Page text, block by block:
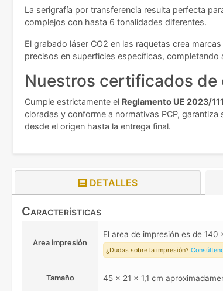
La serigrafía por transferencia resulta perfecta
complejos con hasta 6 tonalidades diferentes.
El grabado láser CO2 en las raquetas crea
precisos en superficies específicas,
Nuestros certificados de
Cumple estrictamente el Reglamento UE 2023/
cloradas y conforme a normativas PCP,
desde el origen hasta la entrega final.
DETALLES
Características
Area impresión
El area de impresión es de
¿Dudas sobre la impresión?
Tamaño 45 x 21 x 1,1 cm